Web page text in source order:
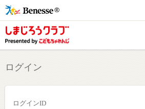
ログイン
ログインID